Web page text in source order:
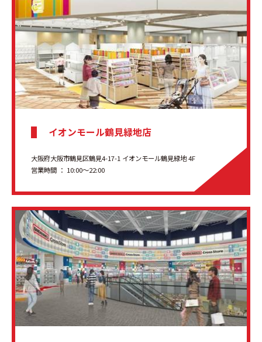
イオンモール鶴見緑地店
大阪府大阪市鶴見区鶴見4-17-1 イオンモール鶴見緑地 4F
営業時間 ： 10:00～22:00